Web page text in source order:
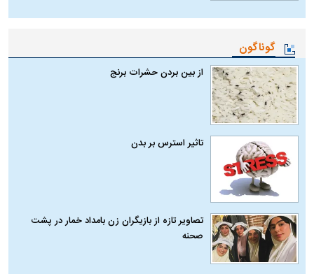
گوناگون
از بین بردن حشرات برنج
تاثیر استرس بر بدن
تصاویر تازه از بازیگران زن بامداد خمار در پشت
صحنه